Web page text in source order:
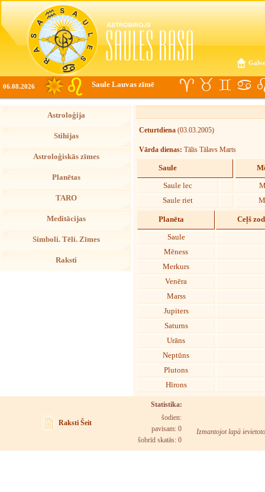
06.08.2026 Saule Lauvas zīmē
Astroloģija
Stihijas
Astroloģiskās zīmes
Planētas
TARO
Meditācijas
Simboli. Tēli. Zīmes
Raksti
Ceturtdiena (03.03.2005)
Vārda dienas: Tālis Tālavs Marts
Saule
Saule lec
Saule riet
Planēta Ceļš
Saule
Mēness
Merkurs
Venēra
Marss
Jupiters
Saturns
Urāns
Neptūns
Plutons
Hīrons
Raksti Šeit
Statistika:
šodien:
pavisam: 0
šobrīd skatās: 0
Izmantojot lapā